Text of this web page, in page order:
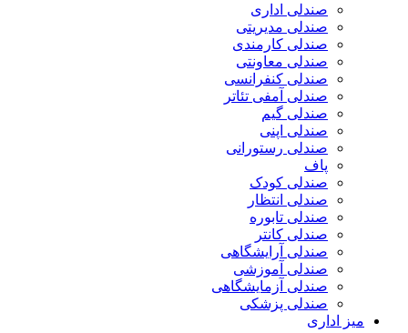
صندلی اداری
صندلی مدیریتی
صندلی کارمندی
صندلی معاونتی
صندلی کنفرانسی
صندلی آمفی تئاتر
صندلی گیم
صندلی اپنی
صندلی رستورانی
پاف
صندلی کودک
صندلی انتظار
صندلی تابوره
صندلی کانتر
صندلی آرایشگاهی
صندلی آموزشی
صندلی آزمایشگاهی
صندلی پزشکی
میز اداری